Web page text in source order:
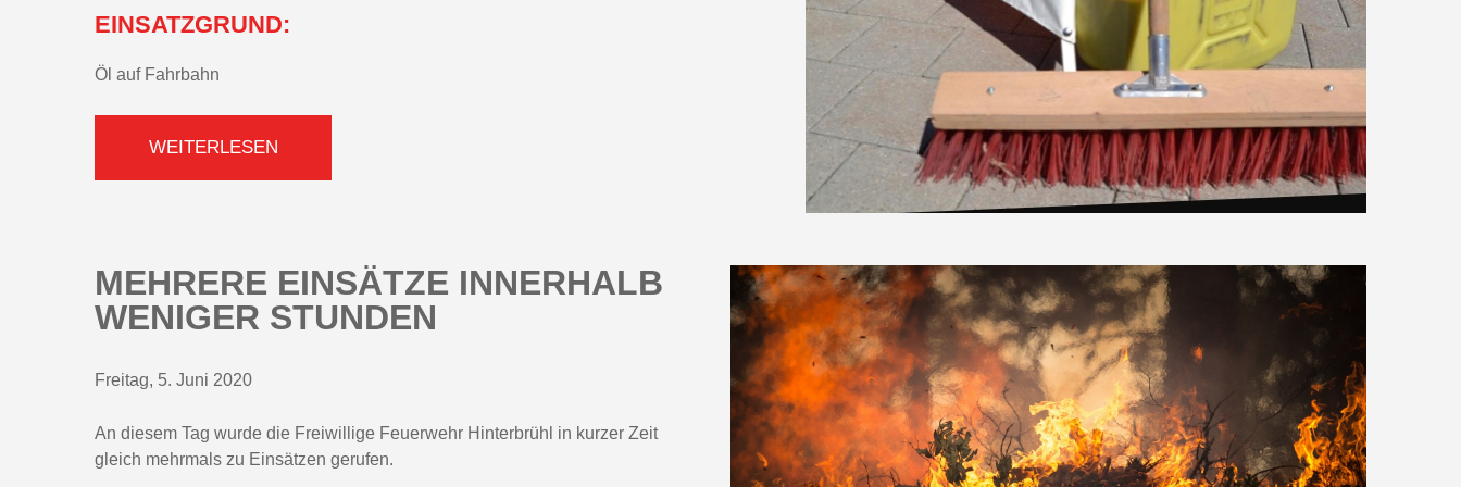
EINSATZGRUND:
Öl auf Fahrbahn
WEITERLESEN
MEHRERE EINSÄTZE INNERHALB
WENIGER STUNDEN
Freitag, 5. Juni 2020
An diesem Tag wurde die Freiwillige Feuerwehr Hinterbrühl in kurzer Zeit
gleich mehrmals zu Einsätzen gerufen.